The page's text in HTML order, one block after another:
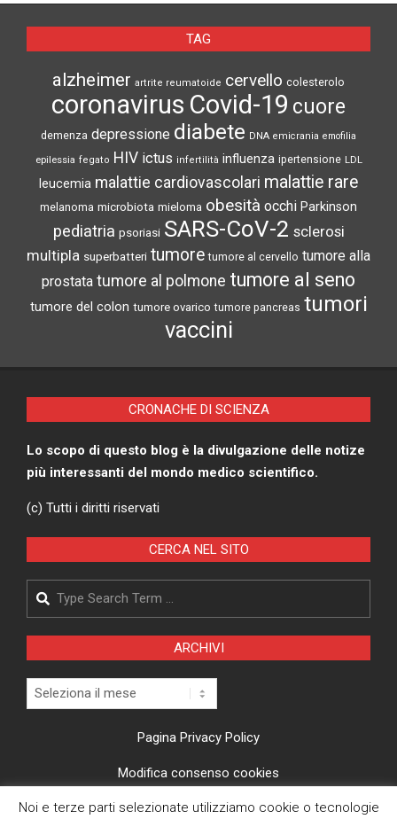
TAG
alzheimer artrite reumatoide cervello colesterolo
coronavirus Covid-19 cuore
demenza depressione diabete DNA emicrania emofilia
epilessia fegato HIV ictus infertilità influenza ipertensione LDL
leucemia malattie cardiovascolari malattie rare
melanoma microbiota mieloma obesità occhi Parkinson
pediatria psoriasi SARS-CoV-2 sclerosi
multipla superbatteri tumore tumore al cervello tumore alla
prostata tumore al polmone tumore al seno
tumore del colon tumore ovarico tumore pancreas tumori
vaccini
CRONACHE DI SCIENZA
Lo scopo di questo blog è la divulgazione delle notize
più interessanti del mondo medico scientifico.
(c) Tutti i diritti riservati
CERCA NEL SITO
Search
ARCHIVI
Archivi
Pagina Privacy Policy
Modifica consenso cookies
CI TROVI ANCHE SU
Noi e terze parti selezionate utilizziamo cookie o tecnologie